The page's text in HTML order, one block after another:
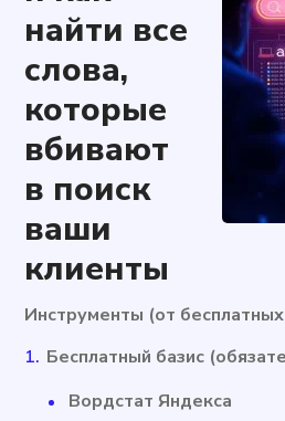
найти все
слова,
которые
вбивают
в поиск
ваши
клиенты
Инструменты (от
Бесплатный базис
Вордстат Яндекса